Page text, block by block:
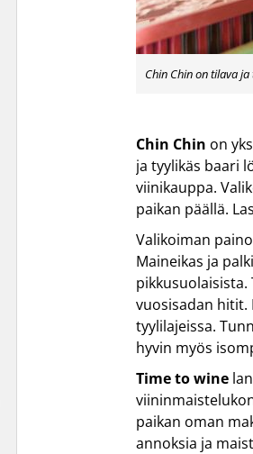
Chin Chin on tilava
Chin Chin on
ja tyylikäs baari
viinikauppa.
paikan päällä.
Valikoiman
Maineikas ja
vuosisadan hitit.
tyylilajeissa.
hyvin myös
Time to wine
paikan oman
annoksia ja